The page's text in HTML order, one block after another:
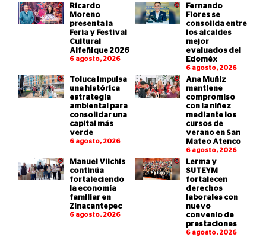
Ricardo
Moreno
presenta la
Feria y Festival
Cultural
Alfeñique 2026
6 agosto, 2026
Fernando
Flores se
consolida entre
los alcaldes
mejor
evaluados del
Edoméx
6 agosto, 2026
Toluca impulsa
una histórica
estrategia
ambiental para
consolidar una
capital más
verde
6 agosto, 2026
Ana Muñiz
mantiene
compromiso
con la niñez
mediante los
cursos de
verano en San
Mateo Atenco
6 agosto, 2026
Manuel Vilchis
continúa
fortaleciendo
la economía
familiar en
Zinacantepec
6 agosto, 2026
Lerma y
SUTEYM
fortalecen
derechos
laborales con
nuevo
convenio de
prestaciones
6 agosto, 2026